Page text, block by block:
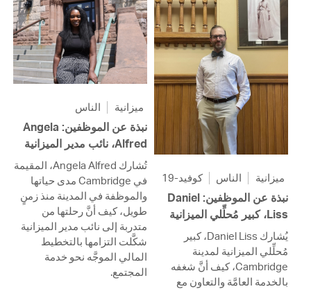
ميزانية الناس
نبذة عن الموظفين: Angela
Alfred، نائب مدير الميزانية
تُشارك Angela Alfred، المقيمة
في Cambridge مدى حياتها
والموظفة في المدينة منذ زمنٍ
طويل، كيف أنَّ رحلتها من
متدربة إلى نائب مدير الميزانية
شكَّلت التزامها بالتخطيط
المالي الموجَّه نحو خدمة
المجتمع.
ميزانية الناس كوفيد-19
نبذة عن الموظفين: Daniel
Liss، كبير مُحلِّلي الميزانية
يُشارك Daniel Liss، كبير
مُحلِّلي الميزانية لمدينة
Cambridge، كيف أنَّ شغفه
بالخدمة العامَّة والتعاون مع